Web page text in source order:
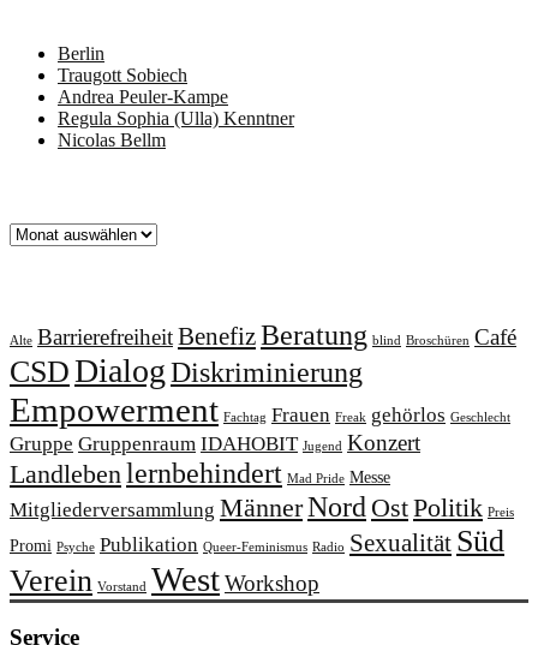
Berlin
Traugott Sobiech
Andrea Peuler-Kampe
Regula Sophia (Ulla) Kenntner
Nicolas Bellm
Archiv
Alte BarrierefreiheitBenefizBeratung blind Broschüren Café
CSDDialogDiskriminierung
Empowerment Fachtag Frauen Freak gehörlos Geschlecht
Gruppe Gruppenraum IDAHOBIT Jugend Konzert
Landleben lernbehindert Mad Pride Messe
Mitgliederversammlung MännerNord OstPolitik Preis
Promi Psyche Publikation Queer-Feminismus Radio Sexualität Süd
Verein Vorstand WestWorkshop
Service